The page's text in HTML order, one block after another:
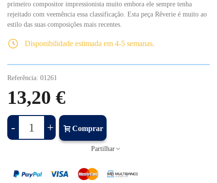
primeiro compositor impressionista muito embora ele sempre tenha
rejeitado com veemência essa classificação. Esta peça Rêverie é muito ao
estilo das suas composições mais recentes.
Disponibilidade estimada em 4-5 semanas.
Referência: 01261
13,20 €
- + Comprar
Partilhar